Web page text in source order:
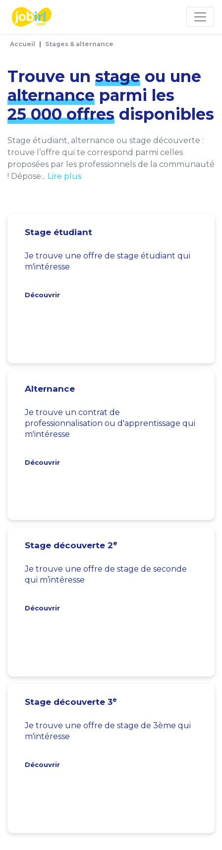
Accueil Stages & alternance
Trouve un stage ou une
alternance parmi les
25 000 offres disponibles
Stage étudiant, alternance ou stage découverte :
trouve l’offre qui te correspond parmi celles
proposées par les professionnels de la communauté
! Dépose... Lire plus
Stage étudiant
Je trouve une offre de stage étudiant qui
m'intéresse
Découvrir
Alternance
Je trouve un contrat de
professionnalisation ou d'apprentissage qui
m'intéresse
Découvrir
Stage découverte 2e
Je trouve une offre de stage de seconde
qui m’intéresse
Découvrir
Stage découverte 3e
Je trouve une offre de stage de 3ème qui
m'intéresse
Découvrir
Panneau de gestion des cookies